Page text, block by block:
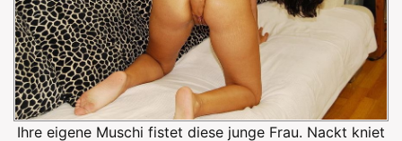
Ihre eigene Muschi fistet diese junge Frau. Nackt kniet